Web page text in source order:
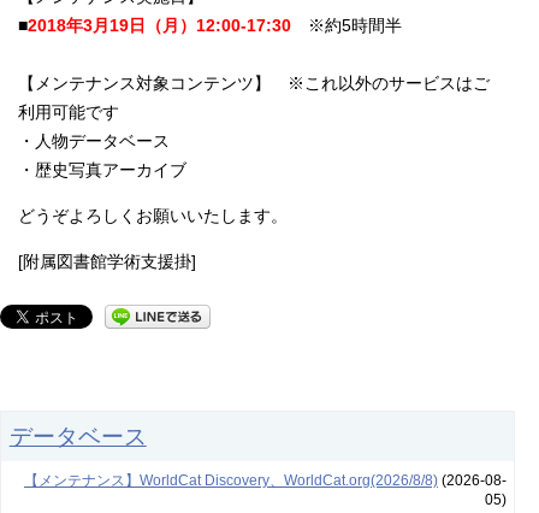
■2018年3月19日（月）12:00-17:30 ※約5時間半
【メンテナンス対象コンテンツ】 ※これ以外のサービスはご
利用可能です
・人物データベース
・歴史写真アーカイブ
どうぞよろしくお願いいたします。
[附属図書館学術支援掛]
データベース
【メンテナンス】WorldCat Discovery、WorldCat.org(2026/8/8)(2026-08-
05)